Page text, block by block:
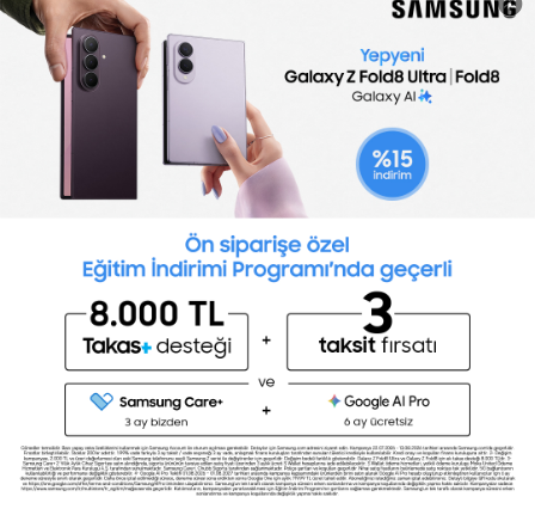
Hemen CV Oluştur
CV HazırlamaAraçları
Tümünü İncele
CV Hazırlama
Programı
İngilizce Seviye
Testi
Excel Seviye
Kişilik Testi
Sertifika
Programları
Yetenek Testleri